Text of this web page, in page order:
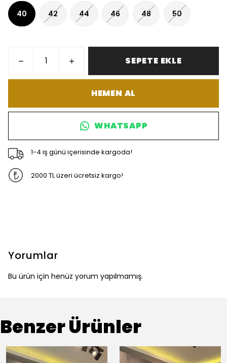
40 42 44 46 48 50
SEPETE EKLE
HEMEN AL
WHATSAPP
1-4 iş günü içerisinde kargoda!
2000 TL üzeri ücretsiz kargo!
Yorumlar
Bu ürün için henüz yorum yapılmamış.
Benzer Ürünler